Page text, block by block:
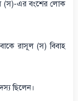
(স)-এর বংশের লোক
রাসূল (স) বিবাহ
ছিলেন।